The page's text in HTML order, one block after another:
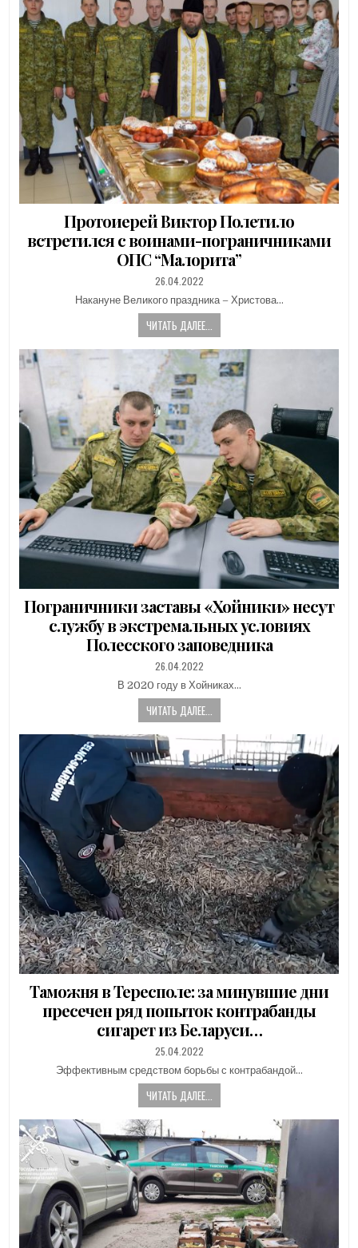
Протоиерей Виктор Полетило
встретился с воинами-пограничниками
ОПС “Малорита”
PUBLISHED
DATE:
26.04.2022
Накануне Великого праздника – Христова…
ЧИТАТЬ ДАЛЕЕ...
Пограничники заставы «Хойники» несут
службу в экстремальных условиях
Полесского заповедника
PUBLISHED
DATE:
26.04.2022
В 2020 году в Хойниках…
ЧИТАТЬ ДАЛЕЕ...
Таможня в Тересполе: за минувшие дни
пресечен ряд попыток контрабанды
сигарет из Беларуси…
PUBLISHED
DATE:
25.04.2022
Эффективным средством борьбы с контрабандой…
ЧИТАТЬ ДАЛЕЕ...